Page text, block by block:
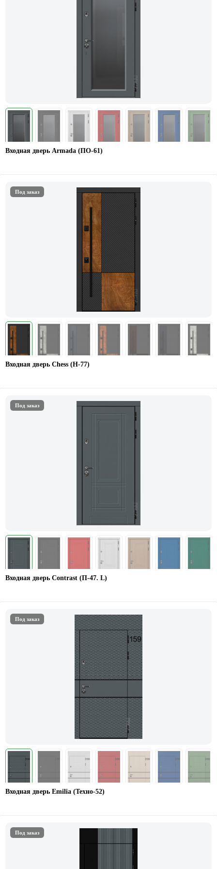
Входная дверь Armada (ПО-61)
Под заказ
Входная дверь Chess (Н-77)
Под заказ
Входная дверь Contrast (П-47. L)
Под заказ
Входная дверь Emilia (Техно-52)
Под заказ